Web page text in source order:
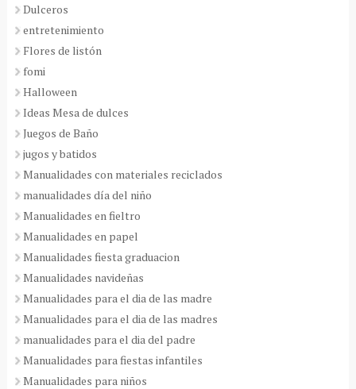
Dulceros
entretenimiento
Flores de listón
fomi
Halloween
Ideas Mesa de dulces
Juegos de Baño
jugos y batidos
Manualidades con materiales reciclados
manualidades día del niño
Manualidades en fieltro
Manualidades en papel
Manualidades fiesta graduacion
Manualidades navideñas
Manualidades para el dia de las madre
Manualidades para el dia de las madres
manualidades para el dia del padre
Manualidades para fiestas infantiles
Manualidades para niños